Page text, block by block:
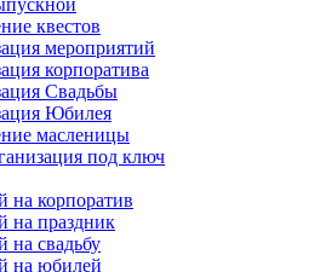
квестов
мероприятий
корпоратива
Свадьбы
Юбилея
масленицы
под ключ
на корпоратив
на праздник
на свадьбу
на юбилей